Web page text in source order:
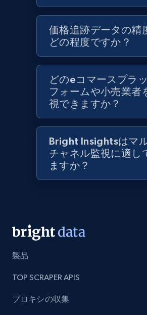
価格追跡データの精
どの程度ですか？
どのeコマースプラ
フォームや小売業者
視できますか？
Bright Insightsはマ
チャネル監視に適し
ますか？
製品
TOP SCRAPER APIS
プロキシの収集